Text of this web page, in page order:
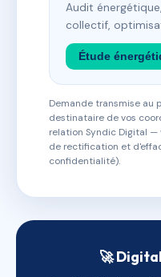
Audit
collectif,
Étude
Demande transmise au
destinataire de vos
relation Syndic Digital —
de rectification et
confidentialité).
🚀